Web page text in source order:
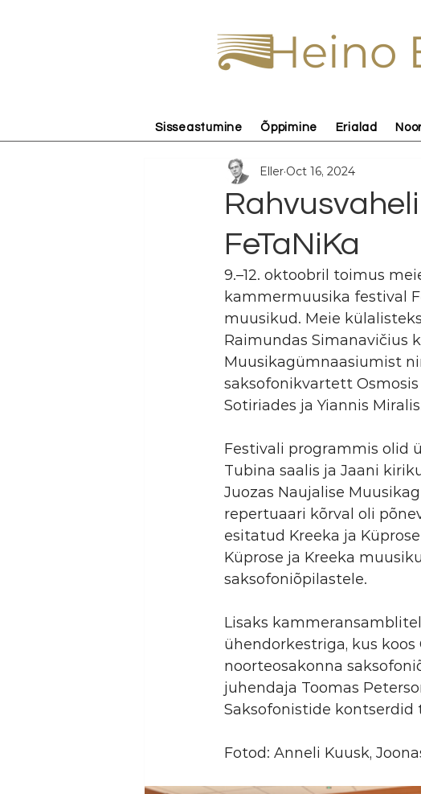
Heino
Sisseastumine Õppimine Erialad
FeTaNiKa
Eller Oct 16, 2024
9.–12. oktoobril toimus
kammermuusika festival
muusikud. Meie
Raimundas Simanavičius
Muusikagümnaasiumist
saksofonikvartett Osmosis
Sotiriades ja Yiannis
Festivali programmis olid
Tubina saalis ja Jaani
Juozas Naujalise
repertuaari kõrval oli
esitatud Kreeka ja
Küprose ja Kreeka
saksofoniõpilastele.
Lisaks
ühendorkestriga, kus
noorteosakonna
juhendaja Toomas
Saksofonistide
Fotod: Anneli Kuusk,